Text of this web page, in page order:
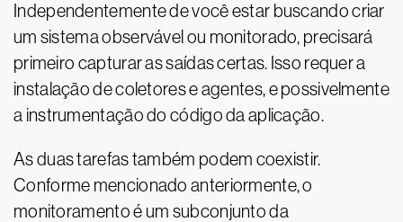
Independentemente de você estar buscando criar
um sistema observável ou monitorado, precisará
primeiro capturar as saídas certas. Isso requer a
instalação de coletores e agentes, e possivelmente
a instrumentação do código da aplicação.
As duas tarefas também podem coexistir.
Conforme mencionado anteriormente, o
monitoramento é um subconjunto da